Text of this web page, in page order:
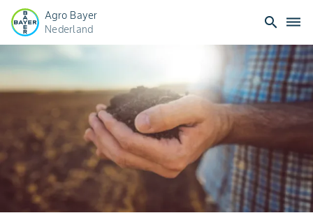
Agro Bayer
Nederland
search dehaze